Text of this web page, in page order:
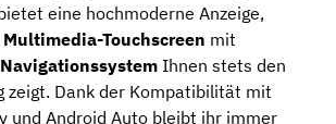
eine hochmoderne Anzeige,
Multimedia-Touchscreen mit
Navigationssystem Ihnen stets den
zeigt. Dank der Kompatibilität mit
und Android Auto bleibt ihr immer